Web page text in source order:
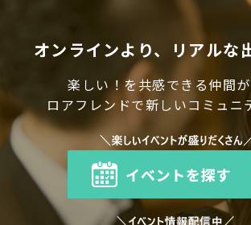
オンラインより、リアルな
楽しい！を共感できる仲間
ロアフレンドで新しいコミュニ